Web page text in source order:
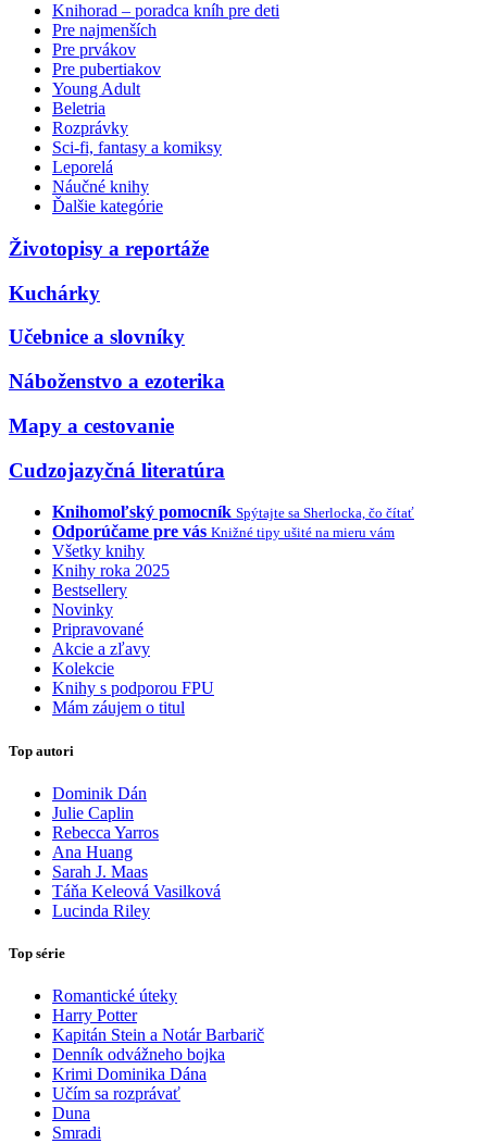
Knihorad – poradca kníh pre deti
Pre najmenších
Pre prvákov
Pre pubertiakov
Young Adult
Beletria
Rozprávky
Sci-fi, fantasy a komiksy
Leporelá
Náučné knihy
Ďalšie kategórie
Životopisy a reportáže
Kuchárky
Učebnice a slovníky
Náboženstvo a ezoterika
Mapy a cestovanie
Cudzojazyčná literatúra
Knihomoľský pomocník Spýtajte sa Sherlocka, čo čítať
Odporúčame pre vás Knižné tipy ušité na mieru vám
Všetky knihy
Knihy roka 2025
Bestsellery
Novinky
Pripravované
Akcie a zľavy
Kolekcie
Knihy s podporou FPU
Mám záujem o titul
Top autori
Dominik Dán
Julie Caplin
Rebecca Yarros
Ana Huang
Sarah J. Maas
Táňa Keleová Vasilková
Lucinda Riley
Top série
Romantické úteky
Harry Potter
Kapitán Stein a Notár Barbarič
Denník odvážneho bojka
Krimi Dominika Dána
Učím sa rozprávať
Duna
Smradi